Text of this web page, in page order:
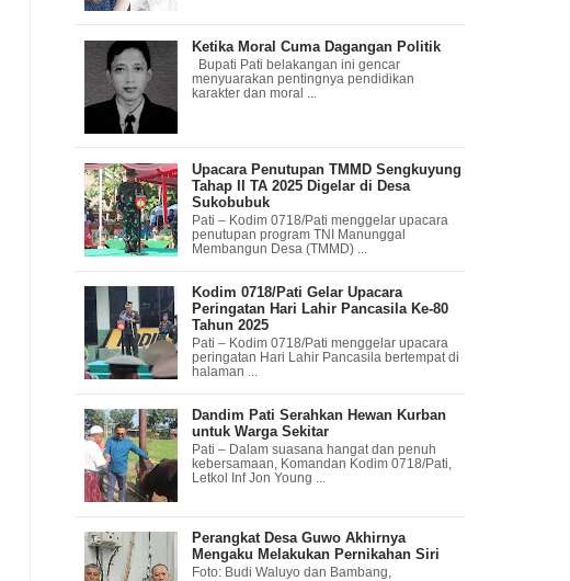
Ketika Moral Cuma Dagangan Politik
Bupati Pati belakangan ini gencar
menyuarakan pentingnya pendidikan
karakter dan moral ...
Upacara Penutupan TMMD Sengkuyung
Tahap II TA 2025 Digelar di Desa
Sukobubuk
Pati – Kodim 0718/Pati menggelar upacara
penutupan program TNI Manunggal
Membangun Desa (TMMD) ...
Kodim 0718/Pati Gelar Upacara
Peringatan Hari Lahir Pancasila Ke-80
Tahun 2025
Pati – Kodim 0718/Pati menggelar upacara
peringatan Hari Lahir Pancasila bertempat di
halaman ...
Dandim Pati Serahkan Hewan Kurban
untuk Warga Sekitar
Pati – Dalam suasana hangat dan penuh
kebersamaan, Komandan Kodim 0718/Pati,
Letkol Inf Jon Young ...
Perangkat Desa Guwo Akhirnya
Mengaku Melakukan Pernikahan Siri
Foto: Budi Waluyo dan Bambang,